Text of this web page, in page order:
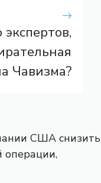
Чавизма?
США снизить
операции,